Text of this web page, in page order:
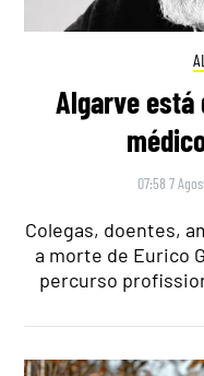
Algarve está
07:58 7
Colegas, doentes,
a morte de Eurico
percurso